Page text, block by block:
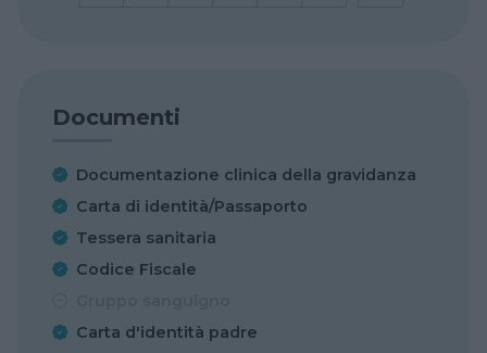
Documenti
Documentazione clinica della gravidanza
Carta di identità/Passaporto
Tessera sanitaria
Codice Fiscale
Carta d'identità padre